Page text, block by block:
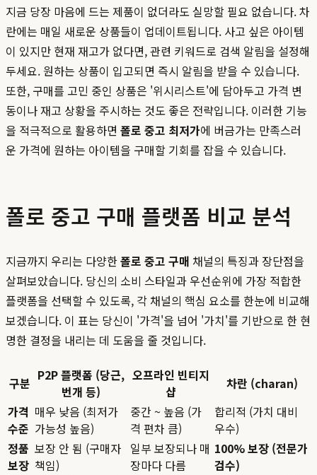
지금 당장 마음에 드는 제품이 없더라도 실망할 필요 없습니다. 차
란에는 매일 새로운 상품들이 업데이트됩니다. 사고 싶은 아이템
이 있지만 현재 재고가 없다면, 관련 키워드로 검색 알림을 설정해
두세요. 원하는 상품이 입고되면 즉시 알림을 받을 수 있습니다.
또한, 구매를 고민 중인 상품은 '위시리스트'에 담아두고 가격 변
동이나 재고 상황을 주시하는 것도 좋은 전략입니다. 이러한 기능
을 적극적으로 활용하면 폴로 중고 최저가에 버금가는 만족스러
운 가격에 원하는 아이템을 구매할 기회를 잡을 수 있습니다.
폴로 중고 구매 플랫폼 비교 분석
지금까지 우리는 다양한폴로 중고 구매 채널의 특징과 장단점을
살펴보았습니다. 당신의 소비 스타일과 우선순위에 가장 적합한
플랫폼을 선택할 수 있도록, 각 채널의 핵심 요소를 한눈에 비교해
보겠습니다. 이 표는 당신이 '가격'을 넘어 '가치'를 기반으로 한 현
명한 결정을 내리는 데 도움을 줄 것입니다.
구분 P2P 플랫폼 (당근,
번개 등)
오프라인 빈티지
샵
차란 (charan)
가격
수준
매우 낮음 (최저가
가능성 높음)
중간 ~ 높음 (가
격 편차 큼)
합리적 (가치 대비
우수)
정품
보장
보장 안 됨 (구매자
책임)
일부 보장되나 매
장마다 다름
100% 보장 (전문가
검수)